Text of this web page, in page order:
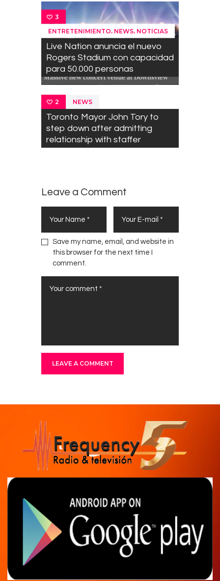
3
ENTRETENIMIENTO, NEWS, NOTICIAS
Live Nation anuncia el nuevo
Rogers Stadium con capacidad
para 50.000 personas
2 NEWS
Toronto Mayor John Tory to
step down after admitting
relationship with staffer
Leave a Comment
Save my name, email, and website in
this browser for the next time I
comment.